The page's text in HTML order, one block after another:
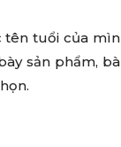
tên tuổi của
sản phẩm,